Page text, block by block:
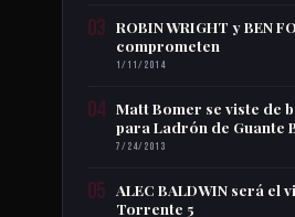
03 ROBIN WRIGHT y BEN
comprometen
1/11/2014
04 Matt Bomer se viste de
para Ladrón de Guante
7/24/2013
05
ALEC BALDWIN será el
Torrente 5